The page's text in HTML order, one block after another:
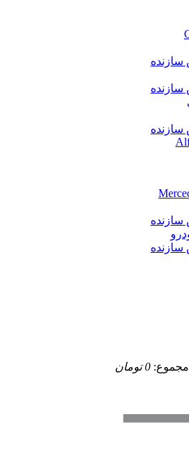
مجموع: 0 تومان